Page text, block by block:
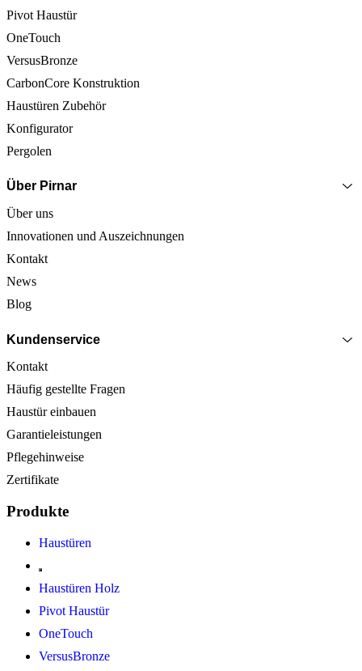
Pivot Haustür
OneTouch
VersusBronze
CarbonCore Konstruktion
Haustüren Zubehör
Konfigurator
Pergolen
Über Pirnar
Über uns
Innovationen und Auszeichnungen
Kontakt
News
Blog
Kundenservice
Kontakt
Häufig gestellte Fragen
Haustür einbauen
Garantieleistungen
Pflegehinweise
Zertifikate
Produkte
Haustüren
Haustüren Holz
Pivot Haustür
OneTouch
VersusBronze